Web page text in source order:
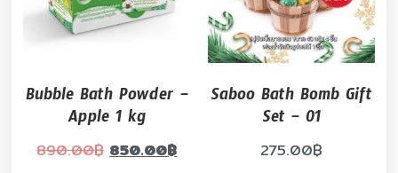
Bubble Bath Powder –
Apple 1 kg
890.00฿ 850.00฿
Saboo Bath Bomb Gift
Set – 01
275.00฿